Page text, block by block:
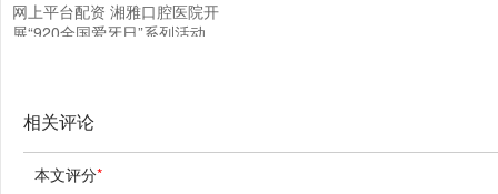
网上平台配资 湘雅口腔医院开
展“920全国爱牙日”系列活动
相关评论
本文评分*